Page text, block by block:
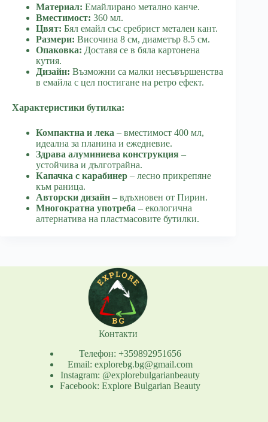
Материал: Емайлирано метално канче.
Вместимост: 360 мл.
Цвят: Бял емайл със сребрист метален кант.
Размери: Височина 8 см, диаметър 8.5 см.
Опаковка: Доставя се в бяла картонена
кутия.
Дизайн: Възможни са малки несъвършенства
в емайла с цел постигане на ретро ефект.
Характеристики бутилка:
Компактна и лека – вместимост 400 мл,
идеална за планина и ежедневие.
Здрава алуминиева конструкция –
устойчива и дълготрайна.
Капачка с карабинер – лесно прикрепяне
към раница.
Авторски дизайн – вдъхновен от Пирин.
Многократна употреба – екологична
алтернатива на пластмасовите бутилки.
Контакти
Телефон: +359892951656
Email: explorebg.bg@gmail.com
Instagram: @explorebulgarianbeauty
Facebook: Explore Bulgarian Beauty